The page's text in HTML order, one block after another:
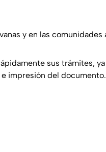
y en las comunidades
sus trámites,
impresión del documento.